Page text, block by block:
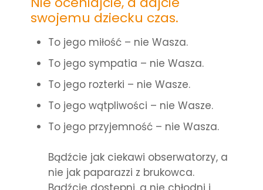
swojemu dziecku czas.
To jego miłość – nie Wasza.
To jego sympatia – nie Wasza.
To jego rozterki – nie Wasze.
To jego wątpliwości – nie Wasze.
To jego przyjemność – nie Wasza.
Bądźcie jak ciekawi obserwatorzy, a
nie jak paparazzi z brukowca.